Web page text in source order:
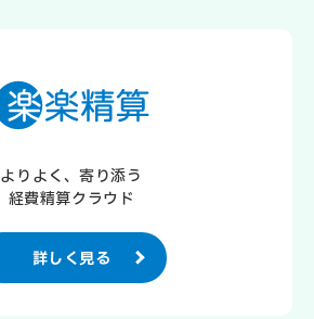
よりよく、寄り添う
経費精算クラウド
詳しく見る